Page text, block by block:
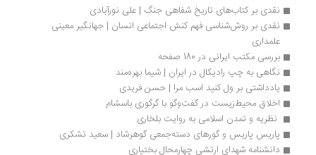
نقدی بر کتاب‌های تاریخ شفاهی جنگ | علی نورآبادی‌
نقدی بر روش‌شناسی فهم کنش اجتماعی انسان | جهانگیر معینی
علمداری
بررسی مکتب ایرانی در 180 صفحه
نگاهی به چپ رادیکال در ایران | شیما بهره‌مند
یادداشتی بر ول کنید اسب مرا | حسن فریدی
اخلاق محیط‌زیست در گفت‌وگو با گرگوری باسشام
نظریه و تمدن اسلامی به روایت بلخاری
پاریس پاریس و گورهای دسته‌جمعی گوهرشاد | سعید تشکری
دانشنامه شهدای ارتشی چهارمحال بختیاری